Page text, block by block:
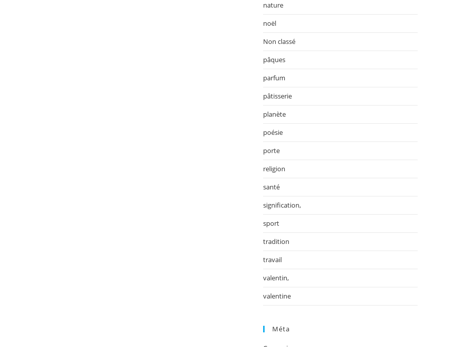
nature
noël
Non classé
pâques
parfum
pâtisserie
planète
poésie
porte
religion
santé
signification,
sport
tradition
travail
valentin,
valentine
Méta